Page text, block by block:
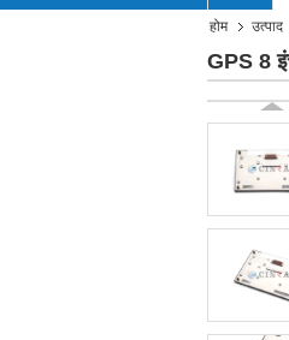
होम उत्पाद
GPS 8